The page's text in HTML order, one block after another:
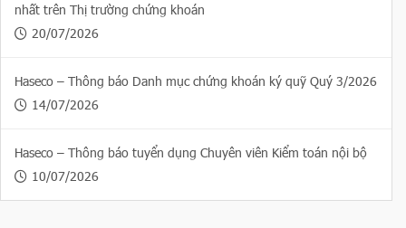
nhất trên Thị trường chứng khoán
20/07/2026
Haseco – Thông báo Danh mục chứng khoán ký quỹ Quý 3/2026
14/07/2026
Haseco – Thông báo tuyển dụng Chuyên viên Kiểm toán nội bộ
10/07/2026